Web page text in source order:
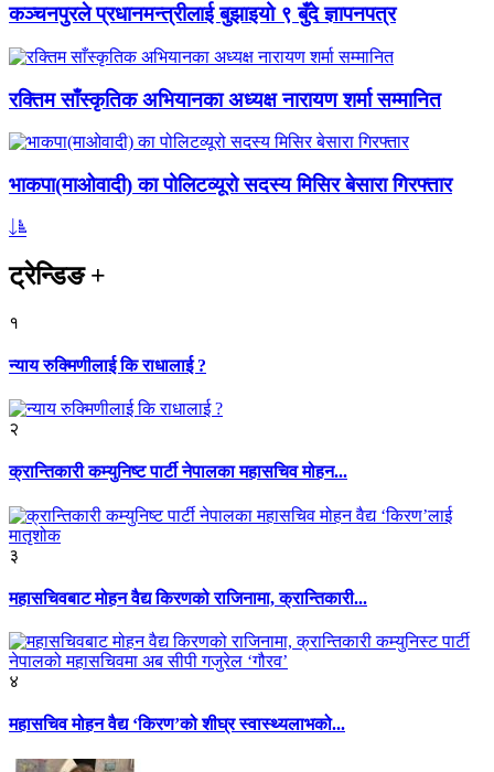
कञ्चनपुरले प्रधानमन्त्रीलाई बुझाइयो ९ बुँदे ज्ञापनपत्र
रक्तिम साँस्कृतिक अभियानका अध्यक्ष नारायण शर्मा सम्मानित
भाकपा(माओवादी) का पोलिटव्यूरो सदस्य मिसिर बेसारा गिरफ्तार
ट्रेन्डिङ+
१
न्याय रुक्मिणीलाई कि राधालाई ?
२
क्रान्तिकारी कम्युनिष्ट पार्टी नेपालका महासचिव मोहन...
३
महासचिवबाट मोहन वैद्य किरणको राजिनामा, क्रान्तिकारी...
४
महासचिव मोहन वैद्य ‘किरण’को शीघ्र स्वास्थ्यलाभको...